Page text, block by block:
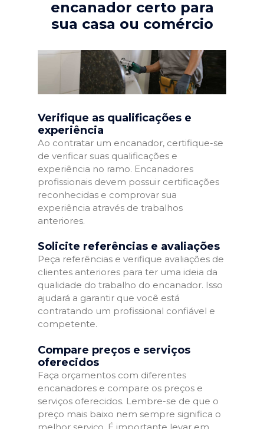
encanador certo para
sua casa ou comércio
Verifique as qualificações e
experiência
Ao contratar um encanador, certifique-se
de verificar suas qualificações e
experiência no ramo. Encanadores
profissionais devem possuir certificações
reconhecidas e comprovar sua
experiência através de trabalhos
anteriores.
Solicite referências e avaliações
Peça referências e verifique avaliações de
clientes anteriores para ter uma ideia da
qualidade do trabalho do encanador. Isso
ajudará a garantir que você está
contratando um profissional confiável e
competente.
Compare preços e serviços
oferecidos
Faça orçamentos com diferentes
encanadores e compare os preços e
serviços oferecidos. Lembre-se de que o
preço mais baixo nem sempre significa o
melhor serviço. É importante levar em